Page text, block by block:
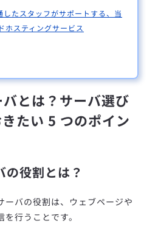
たスタッフがサポートする、当
ホスティングサービス
とは？サーバ選び
たい 5 つのポイン
の役割とは？
ーバの役割は、ウェブページや
行うことです。